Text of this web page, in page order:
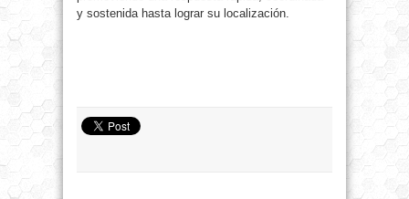
y sostenida hasta lograr su localización.